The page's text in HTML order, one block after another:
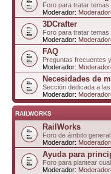
Foro para tratar
Moderador:
3DCrafter
Foro para tratar
Moderador:
FAQ
Preguntas frecuentes
Moderador:
Necesidades de
Sección dedicada a
Moderador:
RAILWORKS
RailWorks
Foro de ámbito
Moderador:
Ayuda para
Foro para plantear
Moderador: